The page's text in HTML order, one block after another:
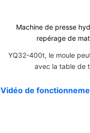
Machine de presse
repérage de
YQ32-400t, le moule
avec la table de
Vidéo de